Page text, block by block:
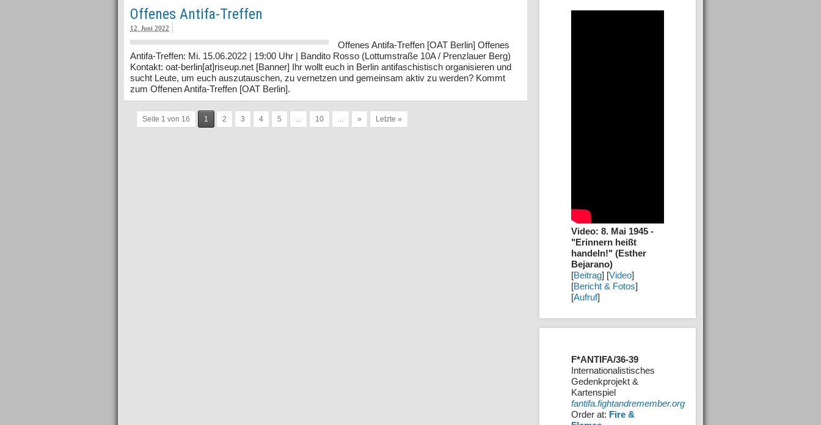
Offenes Antifa-Treffen
12. Juni 2022
Offenes Antifa-Treffen [OAT Berlin] Offenes
Antifa-Treffen: Mi. 15.06.2022 | 19:00 Uhr | Bandito Rosso (Lottumstraße 10A / Prenzlauer Berg)
Kontakt: oat-berlin[at]riseup.net [Banner] Ihr wollt euch in Berlin antifaschistisch organisieren und
sucht Leute, um euch auszutauschen, zu vernetzen und gemeinsam aktiv zu werden? Kommt
zum Offenen Antifa-Treffen [OAT Berlin].
Seite 1 von 16 1 2 3 4 5 ... 10 ... » Letzte »
Video: 8. Mai 1945 -
"Erinnern heißt
handeln!" (Esther
Bejarano)
[Beitrag] [Video]
[Bericht & Fotos]
[Aufruf]
F*ANTIFA/36-39
Internationalistisches
Gedenkprojekt &
Kartenspiel
fantifa.fightandremember.org
Order at: Fire &